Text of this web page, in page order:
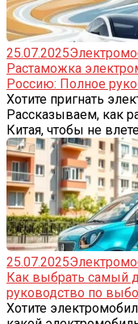
25.07.2025
Растаможка
Россию: Полное
Хотите пригнать
Рассказываем, как
Китая, чтобы не
25.07.2025
Как выбрать самый
руководство по
Хотите